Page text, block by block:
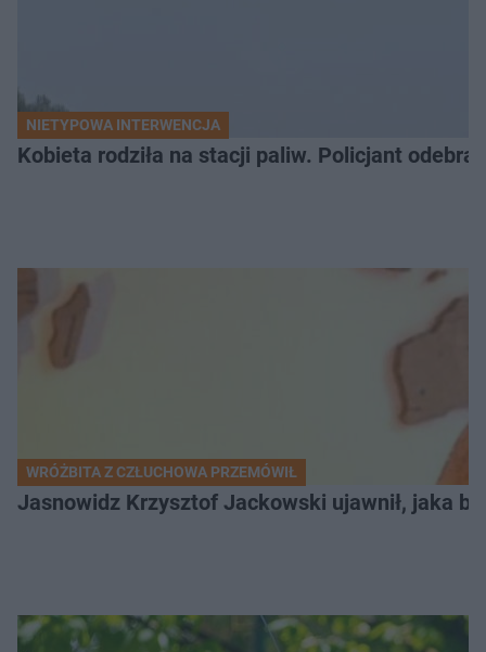
NIETYPOWA INTERWENCJA
Kobieta rodziła na stacji paliw. Policjant
WRÓŻBITA Z CZŁUCHOWA PRZEMÓWIŁ
Jasnowidz Krzysztof Jackowski ujawnił, jaka